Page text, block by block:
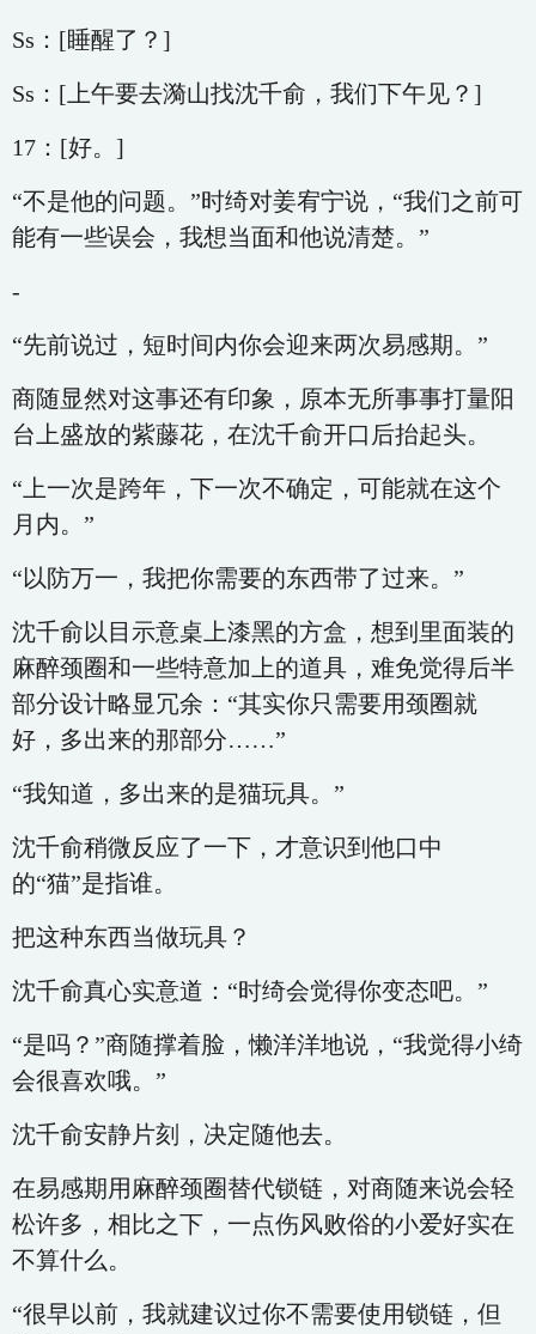
Ss：[睡醒了？]
Ss：[上午要去漪山找沈千俞，我们下午见？]
17：[好。]
“不是他的问题。”时绮对姜宥宁说，“我们之前可
能有一些误会，我想当面和他说清楚。”
-
“先前说过，短时间内你会迎来两次易感期。”
商随显然对这事还有印象，原本无所事事打量阳
台上盛放的紫藤花，在沈千俞开口后抬起头。
“上一次是跨年，下一次不确定，可能就在这个
月内。”
“以防万一，我把你需要的东西带了过来。”
沈千俞以目示意桌上漆黑的方盒，想到里面装的
麻醉颈圈和一些特意加上的道具，难免觉得后半
部分设计略显冗余：“其实你只需要用颈圈就
好，多出来的那部分……”
“我知道，多出来的是猫玩具。”
沈千俞稍微反应了一下，才意识到他口中
的“猫”是指谁。
把这种东西当做玩具？
沈千俞真心实意道：“时绮会觉得你变态吧。”
“是吗？”商随撑着脸，懒洋洋地说，“我觉得小绮
会很喜欢哦。”
沈千俞安静片刻，决定随他去。
在易感期用麻醉颈圈替代锁链，对商随来说会轻
松许多，相比之下，一点伤风败俗的小爱好实在
不算什么。
“很早以前，我就建议过你不需要使用锁链，但